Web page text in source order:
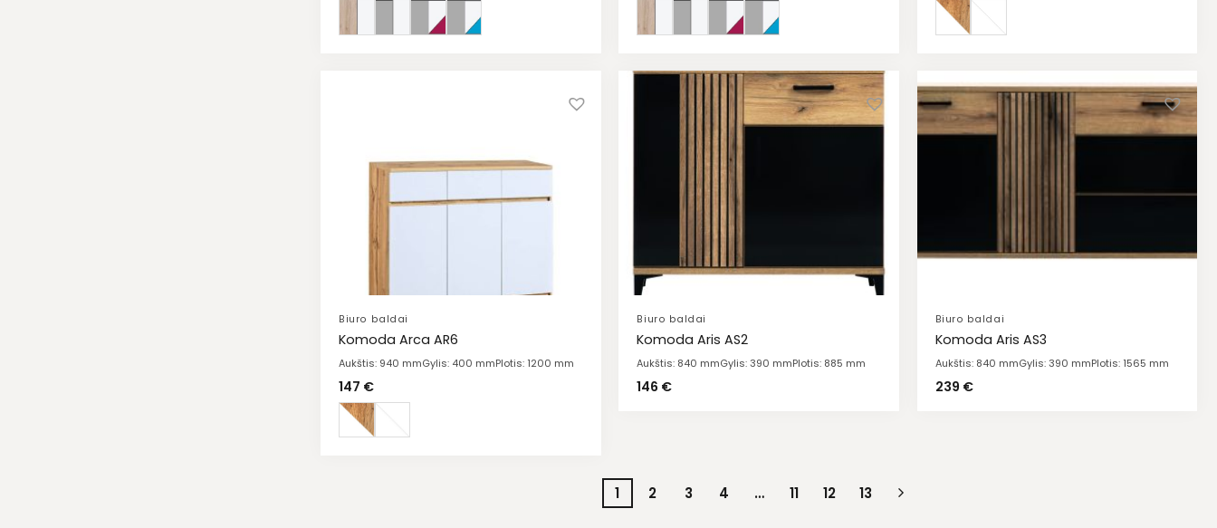
Biuro baldai
Komoda Arca AR6
Aukštis: 940 mmGylis: 400 mmPlotis: 1200 mm
147 €
Biuro baldai
Komoda Aris AS2
Aukštis: 840 mmGylis: 390 mmPlotis: 885 mm
146 €
Biuro baldai
Komoda Aris AS3
Aukštis: 840 mmGylis: 390 mmPlotis: 1565 mm
239 €
1 2 3 4 … 11 12 13